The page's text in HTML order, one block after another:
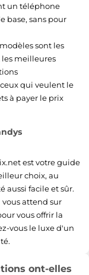
un téléphone
base, sans pour
modèles sont les
meilleures
qui veulent le
à payer le prix
est votre guide
choix, au
aussi facile et sûr.
attend sur
vous offrir la
vous le luxe d'un
ont-elles